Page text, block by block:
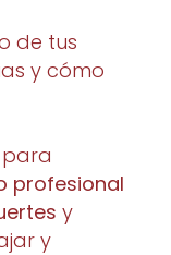
de tus
y cómo
para
profesional
y
y